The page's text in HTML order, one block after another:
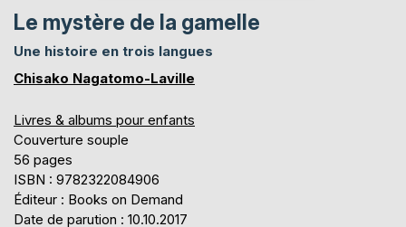
Le mystère de la gamelle
Une histoire en trois langues
Chisako Nagatomo-Laville
Livres & albums pour enfants
Couverture souple
56 pages
ISBN : 9782322084906
Éditeur : Books on Demand
Date de parution : 10.10.2017